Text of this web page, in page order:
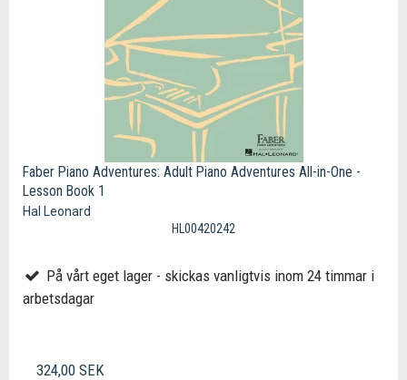
Faber Piano Adventures: Adult Piano Adventures All-in-One -
Lesson Book 1
Hal Leonard
HL00420242
På vårt eget lager - skickas vanligtvis inom 24 timmar i
arbetsdagar
324,00 SEK